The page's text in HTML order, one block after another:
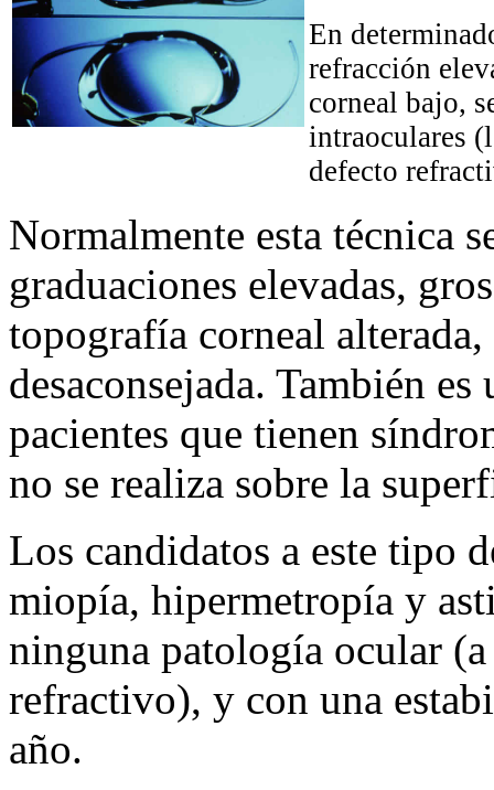
En
refracción
corneal bajo,
intraoculares
defecto
Normalmente esta técnica
graduaciones elevadas,
topografía corneal
desaconsejada. También
pacientes que tienen
no se realiza sobre la
Los candidatos a este tipo
miopía, hipermetropía y
ninguna patología ocular
refractivo), y con una
año.